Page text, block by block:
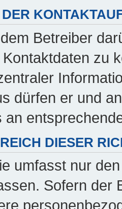
Betreiber
zu
dürfen er und
an
DIESER
umfasst nur
Sofern der